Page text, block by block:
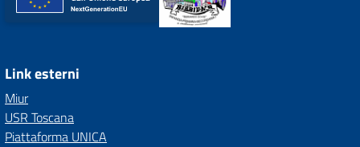
Link esterni
Miur
USR Toscana
Piattaforma UNICA